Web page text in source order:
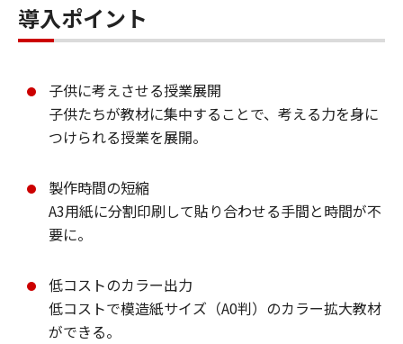
導入ポイント
子供に考えさせる授業展開
子供たちが教材に集中することで、考える力を身に
つけられる授業を展開。
製作時間の短縮
A3用紙に分割印刷して貼り合わせる手間と時間が不
要に。
低コストのカラー出力
低コストで模造紙サイズ（A0判）のカラー拡大教材
ができる。